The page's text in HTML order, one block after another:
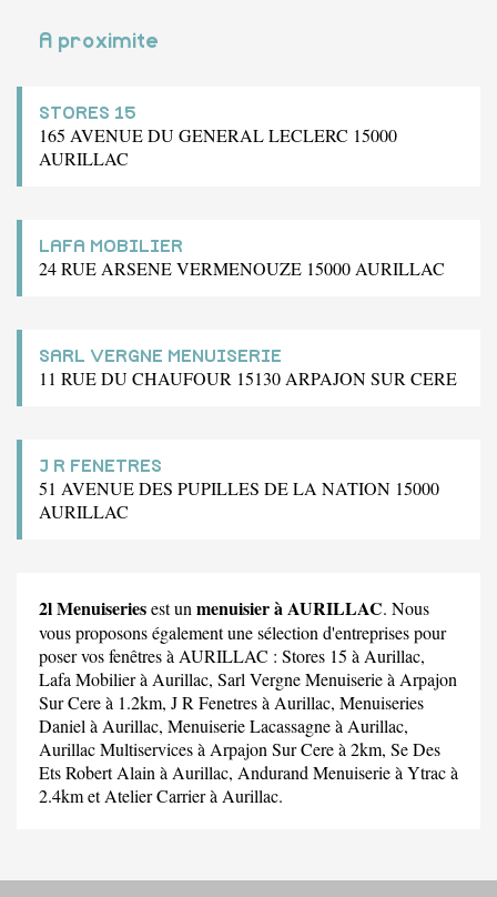
A proximite
STORES 15
165 AVENUE DU GENERAL LECLERC 15000
AURILLAC
LAFA MOBILIER
24 RUE ARSENE VERMENOUZE 15000 AURILLAC
SARL VERGNE MENUISERIE
11 RUE DU CHAUFOUR 15130 ARPAJON SUR CERE
J R FENETRES
51 AVENUE DES PUPILLES DE LA NATION 15000
AURILLAC
2l Menuiseriesest un menuisier à AURILLAC. Nous
vous proposons également une sélection d'entreprises pour
poser vos fenêtres à AURILLAC : Stores 15 à Aurillac,
Lafa Mobilierà Aurillac, Sarl Vergne Menuiserieà Arpajon
Sur Cere à 1.2km, J R Fenetresà Aurillac, Menuiseries
Daniel à Aurillac, Menuiserie Lacassagneà Aurillac,
Aurillac Multiservicesà Arpajon Sur Cere à 2km, Se Des
Ets Robert Alain à Aurillac, Andurand Menuiserieà Ytrac à
2.4km etAtelier Carrierà Aurillac.